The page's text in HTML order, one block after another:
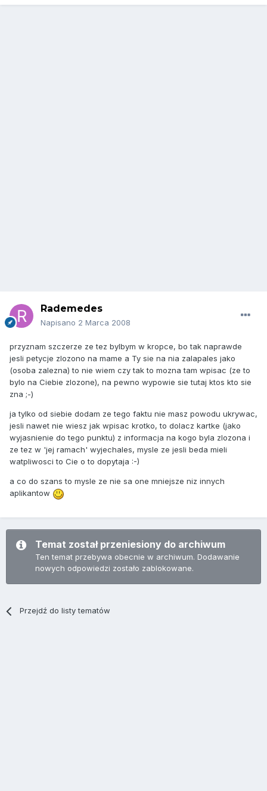
Rademedes
Napisano 2 Marca 2008
przyznam szczerze ze tez bylbym w kropce, bo tak naprawde
jesli petycje zlozono na mame a Ty sie na nia zalapales jako
(osoba zalezna) to nie wiem czy tak to mozna tam wpisac (ze to
bylo na Ciebie zlozone), na pewno wypowie sie tutaj ktos kto sie
zna ;-)
ja tylko od siebie dodam ze tego faktu nie masz powodu ukrywac,
jesli nawet nie wiesz jak wpisac krotko, to dolacz kartke (jako
wyjasnienie do tego punktu) z informacja na kogo byla zlozona i
ze tez w 'jej ramach' wyjechales, mysle ze jesli beda mieli
watpliwosci to Cie o to dopytaja :-)
a co do szans to mysle ze nie sa one mniejsze niz innych
aplikantow
Temat został przeniesiony do archiwum
Ten temat przebywa obecnie w archiwum. Dodawanie
nowych odpowiedzi zostało zablokowane.
Przejdź do listy tematów